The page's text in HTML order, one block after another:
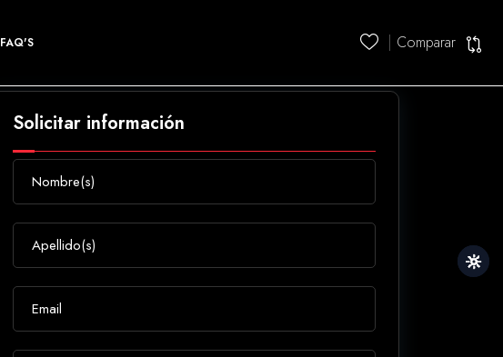
FAQ'S Comparar
Solicitar información